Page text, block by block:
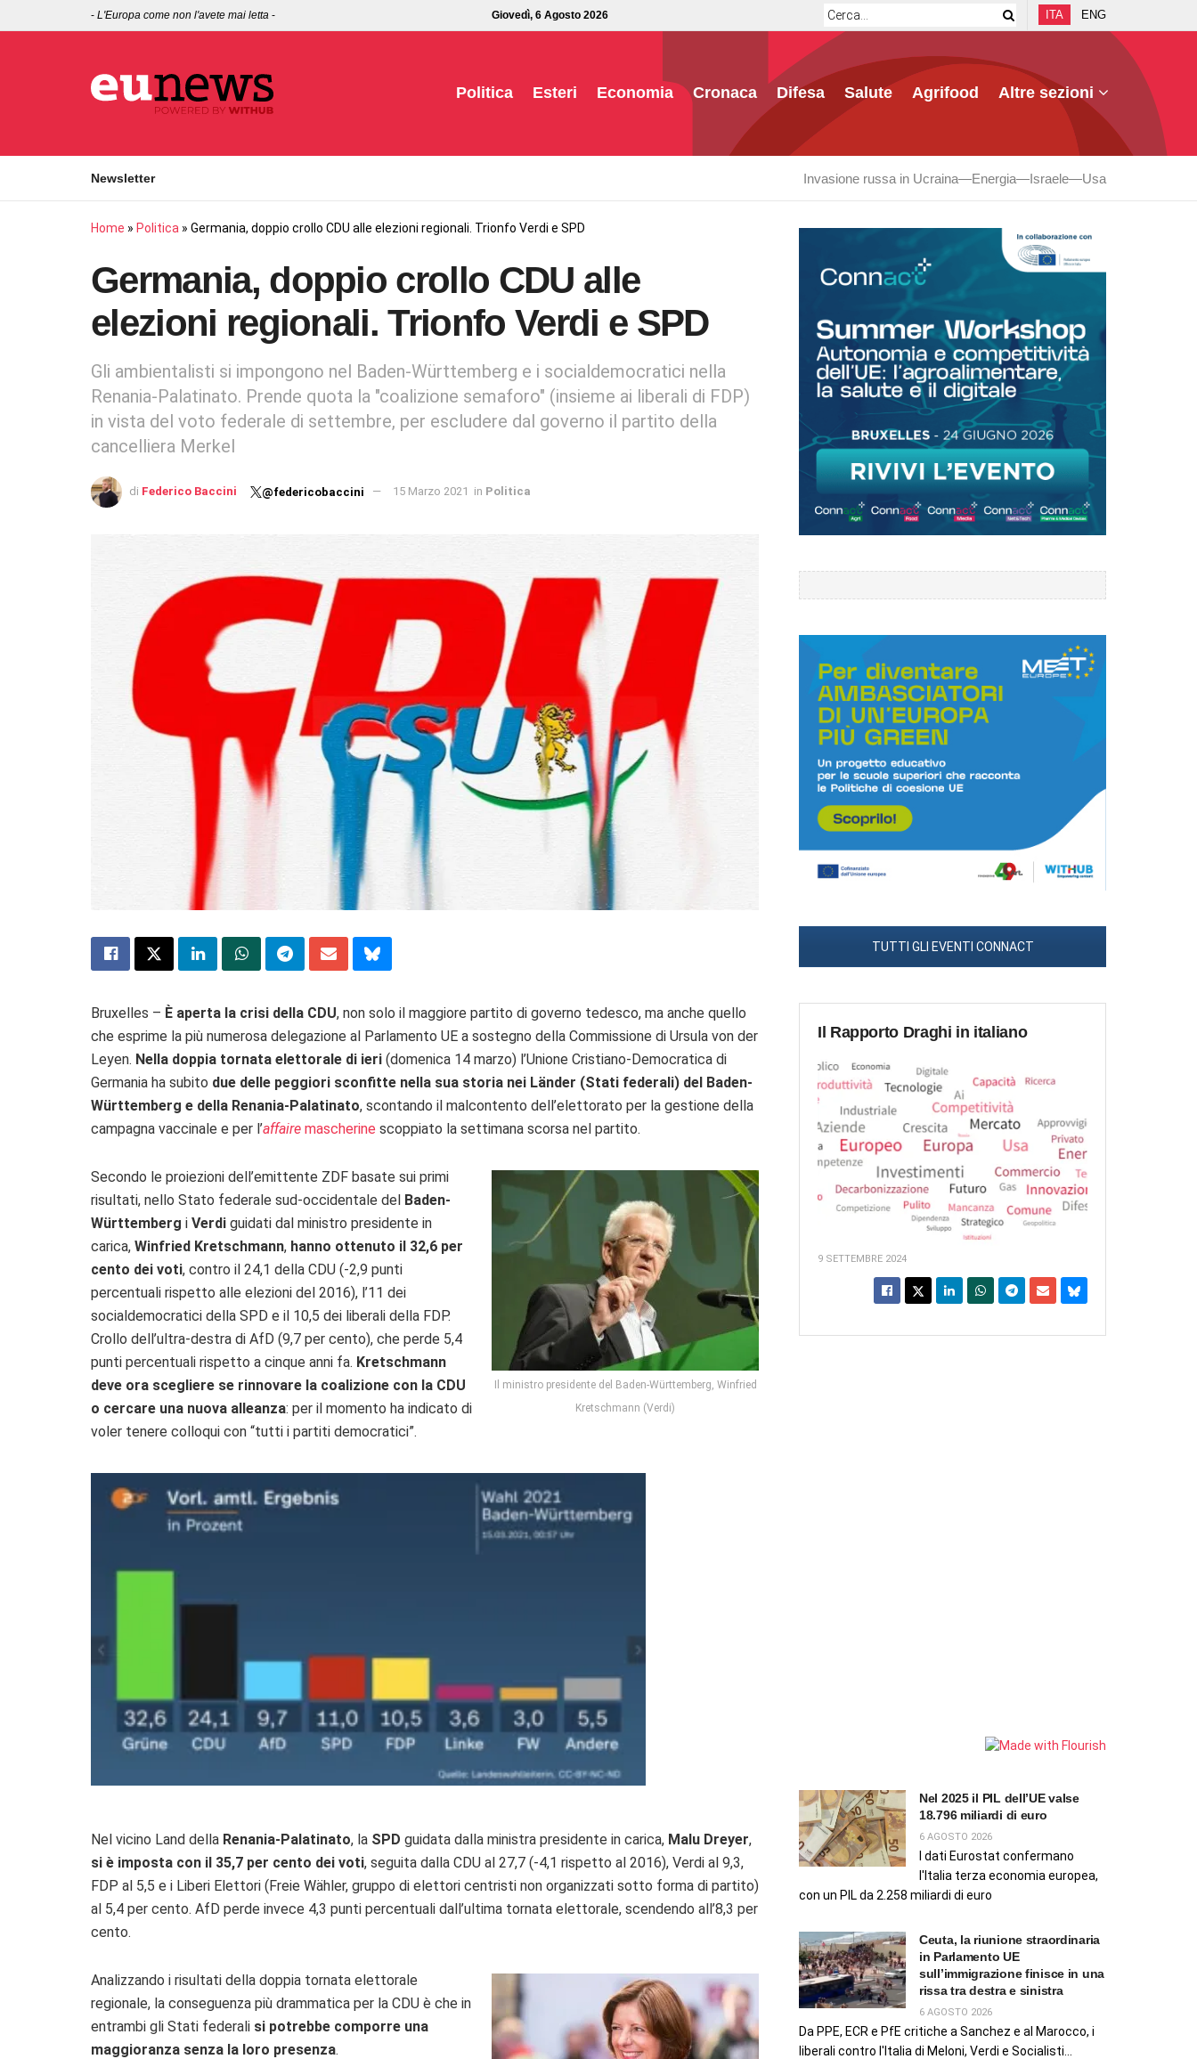
- L'Europa come non l'avete mai letta - Giovedì, 6 Agosto 2026 ITA ENG
Politica Esteri Economia Cronaca Difesa Salute Agrifood Altre sezioni
Newsletter Invasione russa in Ucraina Energia Israele Usa
Home » Politica » Germania, doppio crollo CDU alle elezioni regionali. Trionfo Verdi e SPD
Germania, doppio crollo CDU alle
elezioni regionali. Trionfo Verdi e SPD
Gli ambientalisti si impongono nel Baden-Württemberg e i socialdemocratici nella
Renania-Palatinato. Prende quota la "coalizione semaforo" (insieme ai liberali di FDP)
in vista del voto federale di settembre, per escludere dal governo il partito della
cancelliera Merkel
di Federico Baccini @federicobaccini 15 Marzo 2021 in Politica
Bruxelles – È aperta la crisi della CDU, non solo il maggiore partito di governo tedesco, ma anche quello
che esprime la più numerosa delegazione al Parlamento UE a sostegno della Commissione di Ursula von der
Leyen. Nella doppia tornata elettorale di ieri (domenica 14 marzo) l’Unione Cristiano-Democratica di
Germania ha subito due delle peggiori sconfitte nella sua storia nei Länder (Stati federali) del Baden-
Württemberg e della Renania-Palatinato, scontando il malcontento dell’elettorato per la gestione della
campagna vaccinale e per l’affaire mascherine scoppiato la settimana scorsa nel partito.
Il ministro presidente del Baden-Württemberg, Winfried
Kretschmann (Verdi)
Secondo le proiezioni dell’emittente ZDF basate sui primi
risultati, nello Stato federale sud-occidentale del Baden-
Württemberg i Verdi guidati dal ministro presidente in
carica, Winfried Kretschmann, hanno ottenuto il 32,6 per
cento dei voti, contro il 24,1 della CDU (-2,9 punti
percentuali rispetto alle elezioni del 2016), l’11 dei
socialdemocratici della SPD e il 10,5 dei liberali della FDP.
Crollo dell’ultra-destra di AfD (9,7 per cento), che perde 5,4
punti percentuali rispetto a cinque anni fa. Kretschmann
deve ora scegliere se rinnovare la coalizione con la CDU
o cercare una nuova alleanza: per il momento ha indicato di
voler tenere colloqui con “tutti i partiti democratici”.
Nel vicino Land della Renania-Palatinato, la SPD guidata dalla ministra presidente in carica, Malu Dreyer,
si è imposta con il 35,7 per cento dei voti, seguita dalla CDU al 27,7 (-4,1 rispetto al 2016), Verdi al 9,3,
FDP al 5,5 e i Liberi Elettori (Freie Wähler, gruppo di elettori centristi non organizzati sotto forma di partito)
al 5,4 per cento. AfD perde invece 4,3 punti percentuali dall’ultima tornata elettorale, scendendo all’8,3 per
cento.
Analizzando i risultati della doppia tornata elettorale
regionale, la conseguenza più drammatica per la CDU è che in
entrambi gli Stati federali si potrebbe comporre una
maggioranza senza la loro presenza.
TUTTI GLI EVENTI CONNACT
Il Rapporto Draghi in italiano
9 SETTEMBRE 2024
Nel 2025 il PIL dell’UE valse
18.796 miliardi di euro
6 AGOSTO 2026
I dati Eurostat confermano
l'Italia terza economia europea,
con un PIL da 2.258 miliardi di euro
Ceuta, la riunione straordinaria
in Parlamento UE
sull’immigrazione finisce in una
rissa tra destra e sinistra
6 AGOSTO 2026
Da PPE, ECR e PfE critiche a Sanchez e al Marocco, i
liberali contro l'Italia di Meloni, Verdi e Socialisti...